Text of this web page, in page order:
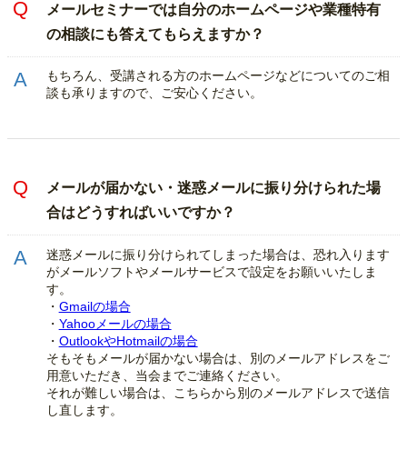
メールセミナーでは自分のホームページや業種特有
の相談にも答えてもらえますか？
もちろん、受講される方のホームページなどについてのご相
談も承りますので、ご安心ください。
メールが届かない・迷惑メールに振り分けられた場
合はどうすればいいですか？
迷惑メールに振り分けられてしまった場合は、恐れ入ります
がメールソフトやメールサービスで設定をお願いいたしま
す。
・ Gmailの場合
・ Yahooメールの場合
・ OutlookやHotmailの場合
そもそもメールが届かない場合は、別のメールアドレスをご
用意いただき、当会までご連絡ください。
それが難しい場合は、こちらから別のメールアドレスで送信
し直します。